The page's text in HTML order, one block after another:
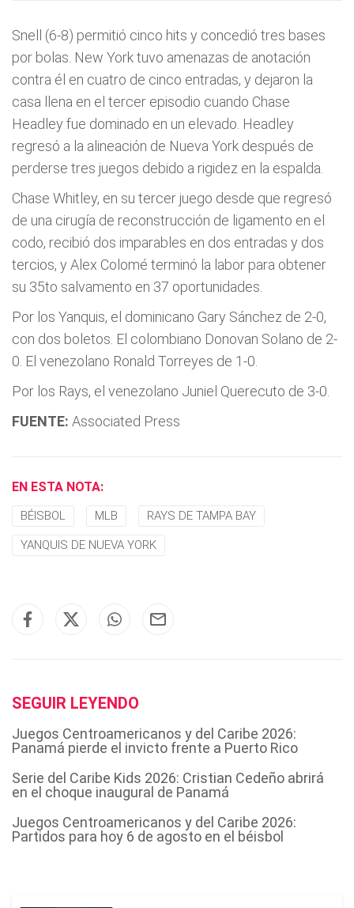
Snell (6-8) permitió cinco hits y concedió tres bases
por bolas. New York tuvo amenazas de anotación
contra él en cuatro de cinco entradas, y dejaron la
casa llena en el tercer episodio cuando Chase
Headley fue dominado en un elevado. Headley
regresó a la alineación de Nueva York después de
perderse tres juegos debido a rigidez en la espalda.
Chase Whitley, en su tercer juego desde que regresó
de una cirugía de reconstrucción de ligamento en el
codo, recibió dos imparables en dos entradas y dos
tercios, y Alex Colomé terminó la labor para obtener
su 35to salvamento en 37 oportunidades.
Por los Yanquis, el dominicano Gary Sánchez de 2-0,
con dos boletos. El colombiano Donovan Solano de 2-
0. El venezolano Ronald Torreyes de 1-0.
Por los Rays, el venezolano Juniel Querecuto de 3-0.
FUENTE: Associated Press
EN ESTA NOTA:
BÉISBOL MLB RAYS DE TAMPA BAY
YANQUIS DE NUEVA YORK
SEGUIR LEYENDO
Juegos Centroamericanos y del Caribe 2026:
Panamá pierde el invicto frente a Puerto Rico
Serie del Caribe Kids 2026: Cristian Cedeño abrirá
en el choque inaugural de Panamá
Juegos Centroamericanos y del Caribe 2026:
Partidos para hoy 6 de agosto en el béisbol